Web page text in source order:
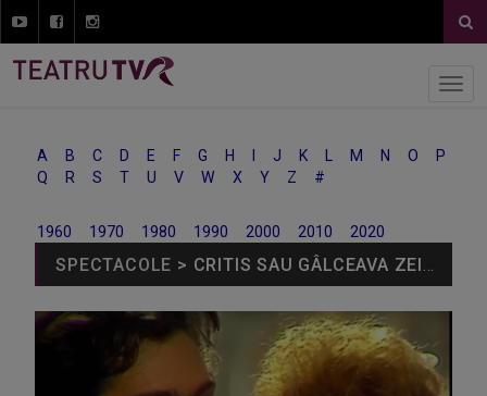
A B C D E F G H J K M N O
P
Q
R S T U V W X Y Z #
1960 1970 1980 1990 2000 2010 2020
SPECTACOLE > CRITIS SAU GÂLCEAVA ZEILOR